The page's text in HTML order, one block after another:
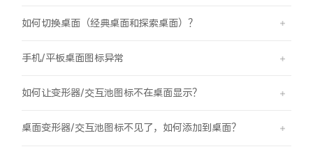
如何切换桌面（经典桌面和探索桌面）？
手机/平板桌面图标异常
如何让变形器/交互池图标不在桌面显示？
桌面变形器/交互池图标不见了，如何添加到桌面？